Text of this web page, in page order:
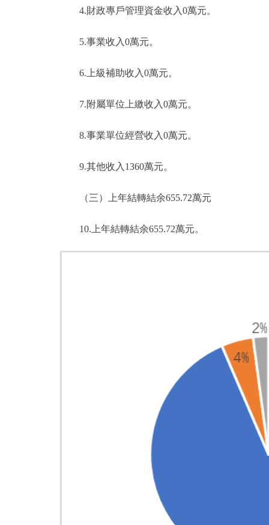
4.財政專戶管理資金收入0萬元。
5.事業收入0萬元。
6.上級補助收入0萬元。
7.附屬單位上繳收入0萬元。
8.事業單位經營收入0萬元。
9.其他收入1360萬元。
（三）上年結轉結余655.72萬元
10.上年結轉結余655.72萬元。